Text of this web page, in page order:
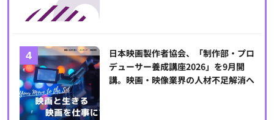
日本映画製作者協会、「制作部・プロ
デューサー養成講座2026」を9月開
講。映画・映像業界の人材不足解消へ